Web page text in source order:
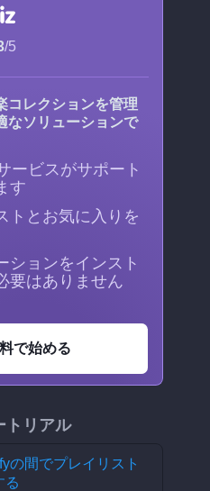
/5
コレクションを管理
なソリューションで
ービスがサポート
す
トとお気に入りを
ションをインスト
要はありません
で始める
トリアル
の間でプレイリスト
る